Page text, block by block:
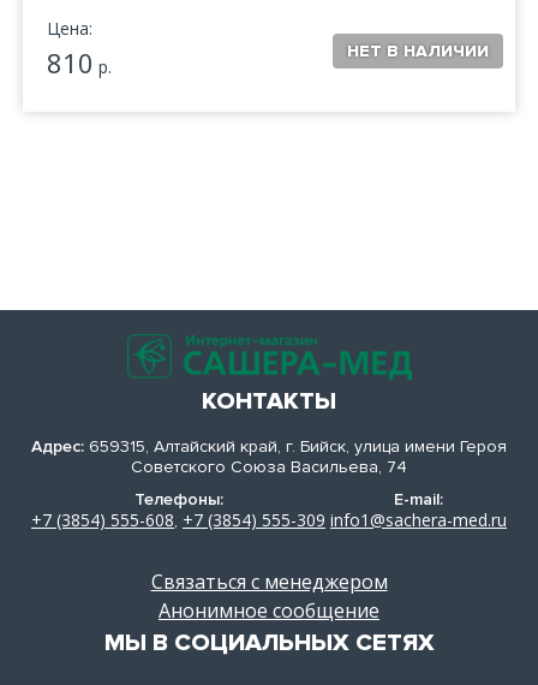
Цена:
810 р.
КОНТАКТЫ
Адрес: 659315, Алтайский край, г. Бийск, улица имени Героя
Советского Союза Васильева, 74
Телефоны:
+7 (3854) 555-608, +7 (3854) 555-309
E-mail:
info1@sachera-med.ru
Связаться с менеджером
Анонимное сообщение
МЫ В СОЦИАЛЬНЫХ СЕТЯХ